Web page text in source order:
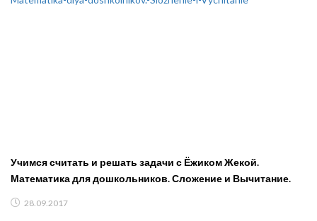
Учимся считать и решать задачи с Ёжиком Жекой.
Математика для дошкольников. Сложение и Вычитание.
28.09.2017